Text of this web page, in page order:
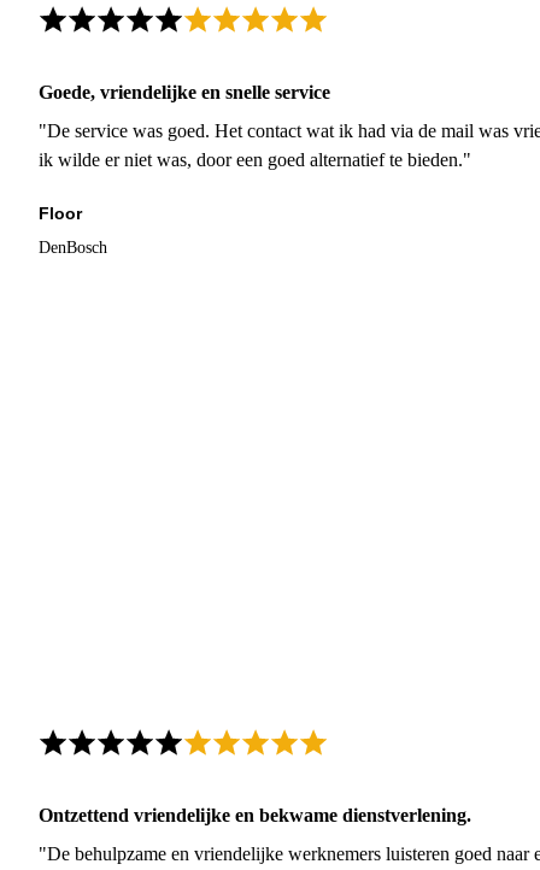
Goede, vriendelijke en snelle service
"De service was goed. Het contact wat ik had via de mail was
ik wilde er niet was, door een goed alternatief te bieden."
Floor
DenBosch
Ontzettend vriendelijke en bekwame dienstverlening.
"De behulpzame en vriendelijke werknemers luisteren goed naar